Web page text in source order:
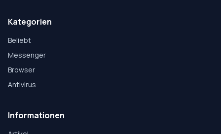
Kategorien
Beliebt
Messenger
Browser
Antivirus
Informationen